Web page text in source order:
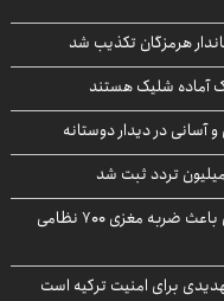
هرمزگان تکذیب شد
آماده شلیک هستند
در دیدار دوستانه
آسوشیتدپرس افشا کرد: حملات سنگین ایران باعث ضربه مغزی ۷۰۰ نظامی
برای امنیت ترکیه است